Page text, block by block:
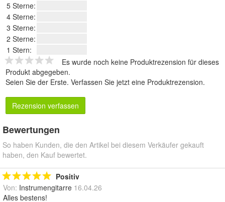
5 Sterne:
4 Sterne:
3 Sterne:
2 Sterne:
1 Stern:
Es wurde noch keine Produktrezension für dieses
Produkt abgegeben.
Seien Sie der Erste. Verfassen Sie jetzt eine Produktrezension.
Rezension verfassen
Bewertungen
So haben Kunden, die den Artikel bei diesem Verkäufer gekauft
haben, den Kauf bewertet.
Positiv
Von: Instrumengitarre 16.04.26
Alles bestens!